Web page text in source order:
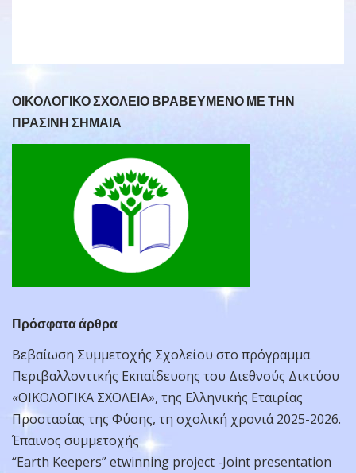
ΟΙΚΟΛΟΓΙΚΟ ΣΧΟΛΕΙΟ ΒΡΑΒΕΥΜΕΝΟ ΜΕ ΤΗΝ
ΠΡΑΣΙΝΗ ΣΗΜΑΙΑ
Πρόσφατα άρθρα
Βεβαίωση Συμμετοχής Σχολείου στο πρόγραμμα
Περιβαλλοντικής Εκπαίδευσης του Διεθνούς Δικτύου
«ΟΙΚΟΛΟΓΙΚΑ ΣΧΟΛΕΙΑ», της Ελληνικής Εταιρίας
Προστασίας της Φύσης, τη σχολική χρονιά 2025-2026.
Έπαινος συμμετοχής
“Earth Keepers” etwinning project -Joint presentation